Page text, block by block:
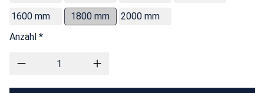
1600 mm
1800 mm
2000 mm
Anzahl *